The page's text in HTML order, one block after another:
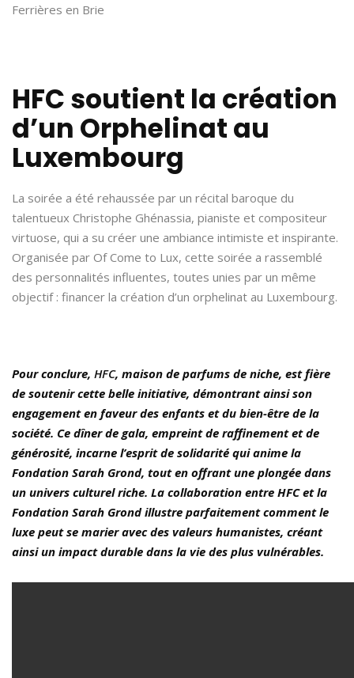
Ferrières en Brie
HFC soutient la création
d’un Orphelinat au
Luxembourg
La soirée a été rehaussée par un récital baroque du
talentueux Christophe Ghénassia, pianiste et compositeur
virtuose, qui a su créer une ambiance intimiste et inspirante.
Organisée par Of Come to Lux, cette soirée a rassemblé
des personnalités influentes, toutes unies par un même
objectif : financer la création d’un orphelinat au Luxembourg.
Pour conclure, HFC, maison de parfums de niche, est fière
de soutenir cette belle initiative, démontrant ainsi son
engagement en faveur des enfants et du bien-être de la
société. Ce dîner de gala, empreint de raffinement et de
générosité, incarne l’esprit de solidarité qui anime la
Fondation Sarah Grond, tout en offrant une plongée dans
un univers culturel riche. La collaboration entre HFC et la
Fondation Sarah Grond illustre parfaitement comment le
luxe peut se marier avec des valeurs humanistes, créant
ainsi un impact durable dans la vie des plus vulnérables.